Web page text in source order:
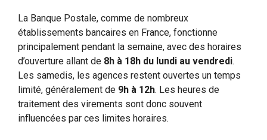
La Banque Postale, comme de nombreux
établissements bancaires en France, fonctionne
principalement pendant la semaine, avec des horaires
d’ouverture allant de 8h à 18h du lundi au vendredi.
Les samedis, les agences restent ouvertes un temps
limité, généralement de 9h à 12h. Les heures de
traitement des virements sont donc souvent
influencées par ces limites horaires.